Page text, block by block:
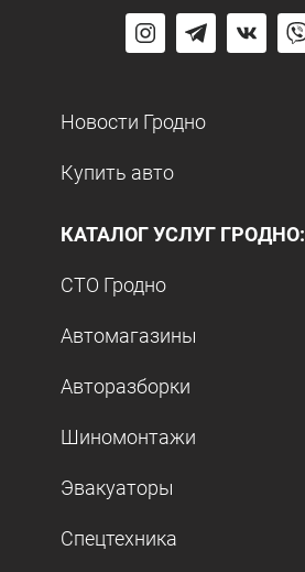
Новости Гродно
Купить авто
КАТАЛОГ УСЛУГ ГРОДНО:
СТО Гродно
Автомагазины
Авторазборки
Шиномонтажи
Эвакуаторы
Спецтехника